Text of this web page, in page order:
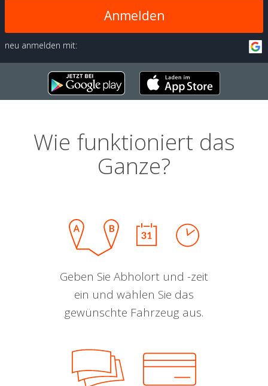
Anmelden
neu anmelden mit:
Wie funktioniert das
Ganze?
Geben Sie Abholort und -zeit
ein und wählen Sie das
gewünschte Fahrzeug aus.